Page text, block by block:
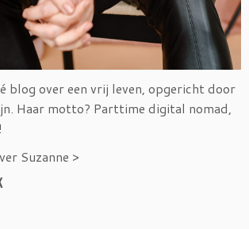
blog over een vrij leven, opgericht door
Haar motto? Parttime digital nomad,
Suzanne >